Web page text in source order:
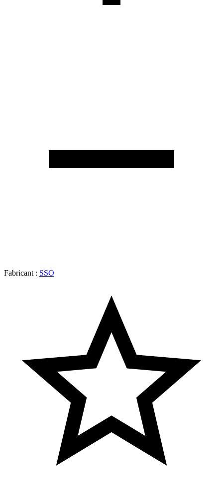
Fabricant : SSO